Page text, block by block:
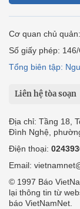
Cơ quan chủ
Số giấy phép:
Tổng biên tập:
Liên hệ tòa soạn
Địa chỉ: Tầng 18,
Đình Nghệ,
Điện thoại:
Email:
© 1997 Báo
lại thông tin từ
báo VietNamNet.